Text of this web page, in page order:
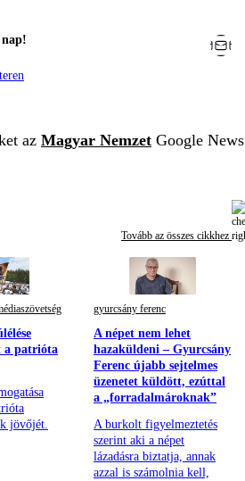
az Magyar Nemzet Google News
Tovább az összes cikkhez
patrióta
jövőjét.
gyurcsány ferenc
A népet nem lehet
hazaküldeni – Gyurcsány
Ferenc újabb sejtelmes
üzenetet küldött, ezúttal
a „forradalmároknak”
A burkolt figyelmeztetés
szerint aki a népet
lázadásra biztatja, annak
azzal is számolnia kell,